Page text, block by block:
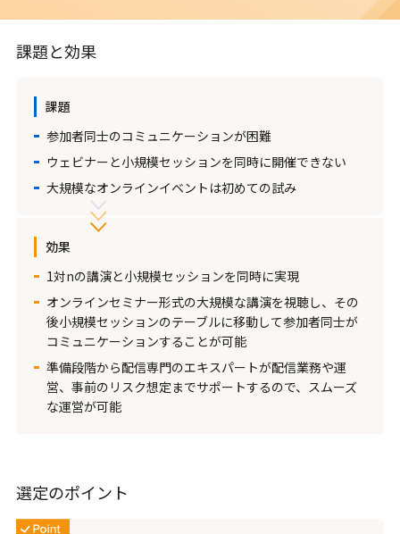
課題と効果
課題
参加者同士のコミュニケーションが困難
ウェビナーと小規模セッションを同時に開催できない
大規模なオンラインイベントは初めての試み
効果
1対nの講演と小規模セッションを同時に実現
オンラインセミナー形式の大規模な講演を視聴し、その
後小規模セッションのテーブルに移動して参加者同士が
コミュニケーションすることが可能
準備段階から配信専門のエキスパートが配信業務や運
営、事前のリスク想定までサポートするので、スムーズ
な運営が可能
選定のポイント